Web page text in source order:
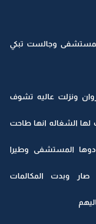
وجالست تبكي
ونزلت عاليه تشوف
الشغاله انها طاحت
المستشفى وطيرا
وبدت المكالمات